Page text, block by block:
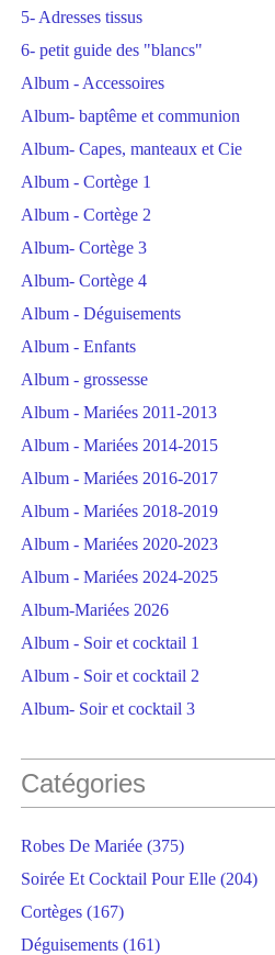
5- Adresses tissus
6- petit guide des "blancs"
Album - Accessoires
Album- baptême et communion
Album- Capes, manteaux et Cie
Album - Cortège 1
Album - Cortège 2
Album- Cortège 3
Album- Cortège 4
Album - Déguisements
Album - Enfants
Album - grossesse
Album - Mariées 2011-2013
Album - Mariées 2014-2015
Album - Mariées 2016-2017
Album - Mariées 2018-2019
Album - Mariées 2020-2023
Album - Mariées 2024-2025
Album-Mariées 2026
Album - Soir et cocktail 1
Album - Soir et cocktail 2
Album- Soir et cocktail 3
Catégories
Robes De Mariée (375)
Soirée Et Cocktail Pour Elle (204)
Cortèges (167)
Déguisements (161)